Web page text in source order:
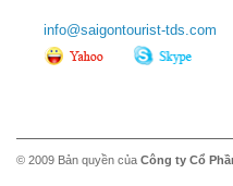
info@saigontourist-tds.com
© 2009 Bản quyền của Công ty Cổ